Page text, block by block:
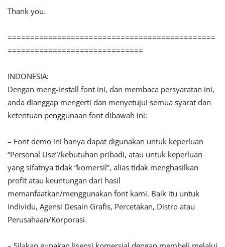
Thank you.
==============================================
==============================
INDONESIA:
Dengan meng-install font ini, dan membaca persyaratan ini,
anda dianggap mengerti dan menyetujui semua syarat dan
ketentuan penggunaan font dibawah ini:
– Font demo ini hanya dapat digunakan untuk keperluan
“Personal Use”/kebutuhan pribadi, atau untuk keperluan
yang sifatnya tidak “komersil”, alias tidak menghasilkan
profit atau keuntungan dari hasil
memanfaatkan/menggunakan font kami. Baik itu untuk
individu, Agensi Desain Grafis, Percetakan, Distro atau
Perusahaan/Korporasi.